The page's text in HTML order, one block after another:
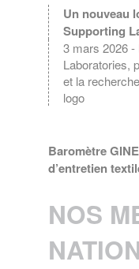
Un nouveau
Supporting
3 mars 2026
Laboratories,
et la
logo
Baromètre
d’entretien
vêtements.
ENTRETIEN
NOS